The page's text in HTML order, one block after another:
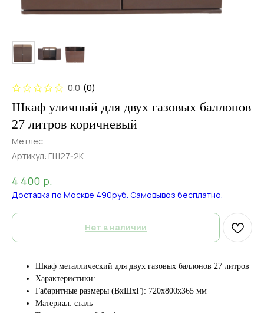
0.0 (0)
Шкаф уличный для двух газовых баллонов
27 литров коричневый
Метлес
Артикул: ГШ27-2К
4 400 р.
Доставка по Москве 490руб. Самовывоз бесплатно.
Нет в наличии
Шкаф металлический для двух газовых баллонов 27 литров
Характеристики:
Габаритные размеры (ВxШxГ): 720х800x365 мм
Материал: сталь